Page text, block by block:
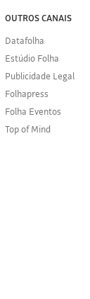
OUTROS CANAIS
Datafolha
Estúdio Folha
Publicidade Legal
Folhapress
Folha Eventos
Top of Mind